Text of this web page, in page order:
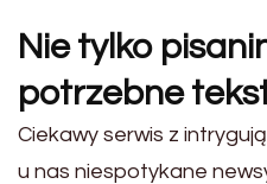
Nie tylko
potrzebne
Ciekawy serwis z
u nas niespotykane